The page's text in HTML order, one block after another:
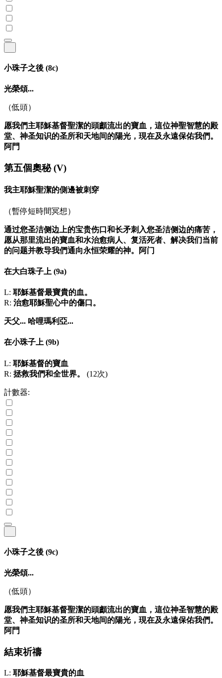
小珠子之後 (8c)
光榮頌...
（低頭）
愿我們主耶穌基督聖潔的頭顱流出的寶血，這位神聖智慧的殿
堂、神圣知识的圣所和天地间的陽光，現在及永遠保佑我們。
阿門
第五個奧秘(V)
我主耶穌聖潔的側邊被刺穿
（暫停短時間冥想）
通过您圣洁侧边上的宝贵伤口和长矛刺入您圣洁侧边的痛苦，
愿从那里流出的寶血和水治愈病人、复活死者、解决我们当前
的问题并教导我們通向永恒荣耀的神。阿门
在大白珠子上 (9a)
L: 耶穌基督最寶貴的血。
R: 治愈耶穌聖心中的傷口。
天父... 哈哩瑪利亞...
在小珠子上 (9b)
L: 耶穌基督的寶血
R: 拯救我們和全世界。 (12次)
計數器:
小珠子之後 (9c)
光榮頌...
（低頭）
愿我們主耶穌基督聖潔的頭顱流出的寶血，這位神圣智慧的殿
堂、神圣知识的圣所和天地间的陽光，現在及永遠保佑我們。
阿門
結束祈禱
L: 耶穌基督最寶貴的血